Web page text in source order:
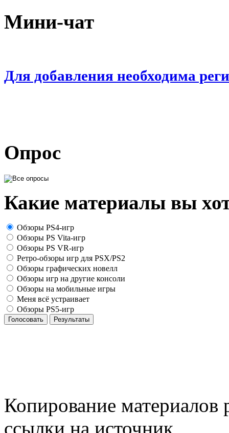
Мини-чат
Для добавления необходима
Опрос
Какие материалы вы
Обзоры PS4-игр
Обзоры PS Vita-игр
Обзоры PS VR-игр
Ретро-обзоры игр для PSX/PS2
Обзоры графических новелл
Обзоры игр на другие консоли
Обзоры на мобильные игры
Меня всё устраивает
Обзоры PS5-игр
Голосовать Результаты
Копирование материалов
ссылки на источник